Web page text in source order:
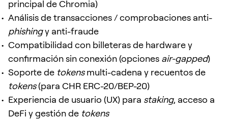
principal de Chromia)
Análisis de transacciones / comprobaciones anti-
phishingy anti-fraude
Compatibilidad con billeteras de hardware y
confirmación sin conexión (opciones air-gapped)
Soporte de tokensmulti-cadena y recuentos de
tokens(para CHR ERC-20/BEP-20)
Experiencia de usuario (UX) para staking, acceso a
DeFi y gestión de tokens